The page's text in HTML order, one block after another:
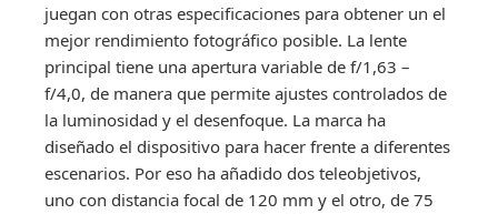
juegan con otras especificaciones para obtener un el
mejor rendimiento fotográfico posible. La lente
principal tiene una apertura variable de f/1,63 –
f/4,0, de manera que permite ajustes controlados de
la luminosidad y el desenfoque. La marca ha
diseñado el dispositivo para hacer frente a diferentes
escenarios. Por eso ha añadido dos teleobjetivos,
uno con distancia focal de 120 mm y el otro, de 75